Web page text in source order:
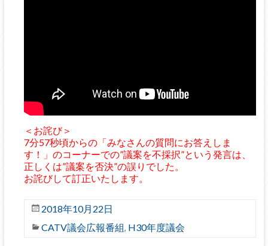
＜お詫び＞
7分57秒頃からの「みなさんの質問にお答えしま
す！」のコーナーでの”議案を不採択”という発言は、
正しくは”議案を否決”の誤りでした。
お詫びして訂正いたします。
2018年10月22日
CATV議会広報番組, H30年度議会